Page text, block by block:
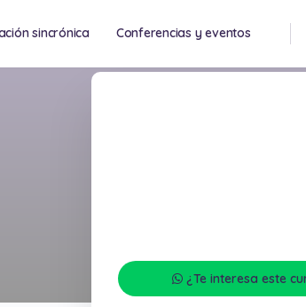
sincrónica Conferencias y eventos
¿Te interesa este